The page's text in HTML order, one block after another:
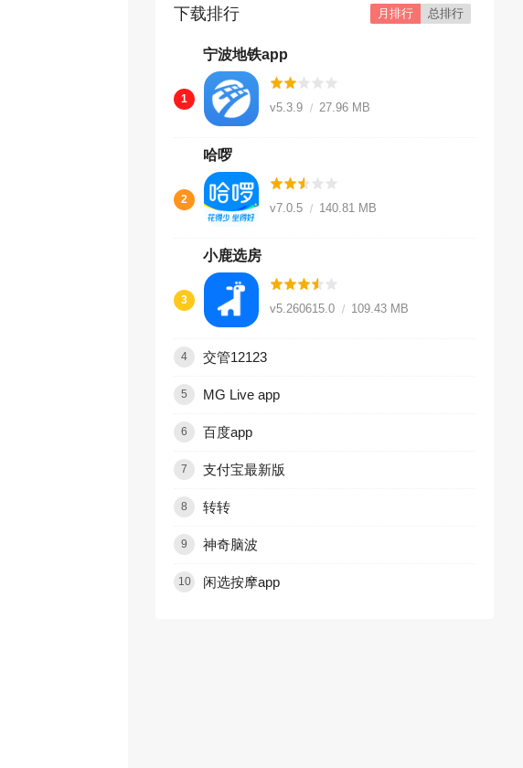
下载排行 月排行 总排行
宁波地铁app
1
v5.3.9 27.96 MB
哈啰
2
v7.0.5 140.81 MB
小鹿选房
3
v5.260615.0 109.43 MB
交管12123
4
MG Live app
5
百度app
6
支付宝最新版
7
转转
8
神奇脑波
9
闲选按摩app
10